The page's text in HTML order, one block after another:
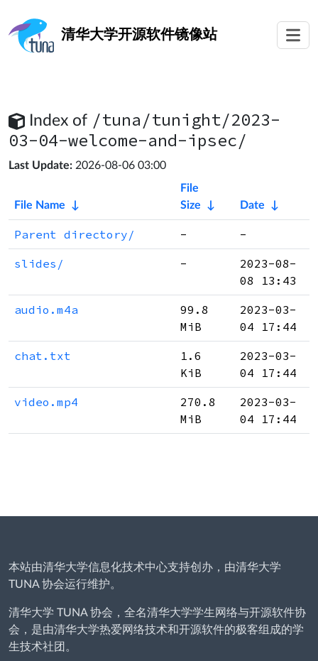
清华大学开源软件镜像站
Index of /tuna/tunight/2023-
03-04-welcome-and-ipsec/
Last Update: 2026-08-06 03:00
File Name ↓
File
Size
↓ Date ↓
Parent directory/ - -
slides/ -
2023-08-
08 13:43
audio.m4a
99.8
MiB
2023-03-
04 17:44
chat.txt
1.6
KiB
2023-03-
04 17:44
video.mp4
270.8
MiB
2023-03-
04 17:44
本站由清华大学信息化技术中心支持创办，由清华大学
TUNA 协会运行维护。
清华大学 TUNA 协会，全名清华大学学生网络与开源软件协
会，是由清华大学热爱网络技术和开源软件的极客组成的学
生技术社团。